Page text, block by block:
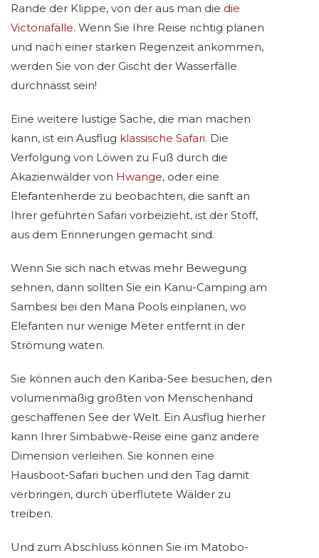
Rande der Klippe, von der aus man die die
Victoriafälle. Wenn Sie Ihre Reise richtig planen
und nach einer starken Regenzeit ankommen,
werden Sie von der Gischt der Wasserfälle
durchnässt sein!
Eine weitere lustige Sache, die man machen
kann, ist ein Ausflug klassische Safari. Die
Verfolgung von Löwen zu Fuß durch die
Akazienwälder von Hwange, oder eine
Elefantenherde zu beobachten, die sanft an
Ihrer geführten Safari vorbeizieht, ist der Stoff,
aus dem Erinnerungen gemacht sind.
Wenn Sie sich nach etwas mehr Bewegung
sehnen, dann sollten Sie ein Kanu-Camping am
Sambesi bei den Mana Pools einplanen, wo
Elefanten nur wenige Meter entfernt in der
Strömung waten.
Sie können auch den Kariba-See besuchen, den
volumenmäßig größten von Menschenhand
geschaffenen See der Welt. Ein Ausflug hierher
kann Ihrer Simbabwe-Reise eine ganz andere
Dimension verleihen. Sie können eine
Hausboot-Safari buchen und den Tag damit
verbringen, durch überflutete Wälder zu
treiben.
Und zum Abschluss können Sie im Matobo-